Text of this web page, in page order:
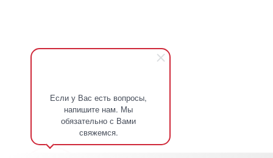
Если у Вас есть вопросы,
напишите нам. Мы
обязательно с Вами
свяжемся.